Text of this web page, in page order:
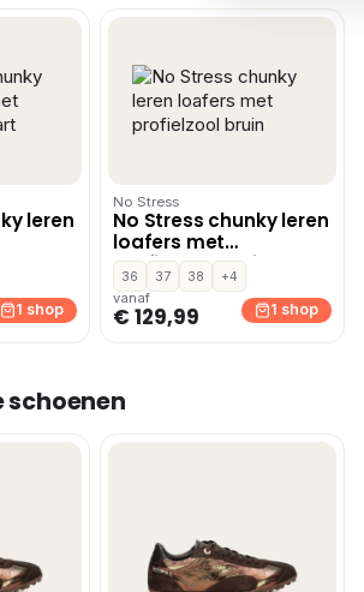
leren
1 shop
No Stress
No Stress chunky leren
loafers met
profielzool bruin
36 37 38
+4
vanaf
€ 129,99 1 shop
schoenen